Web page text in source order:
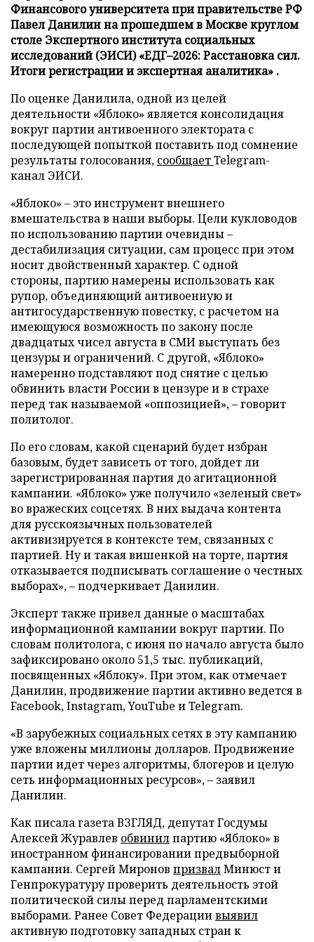
Финансового университета при правительстве РФ
Павел Данилин на прошедшем в Москве круглом
столе Экспертного института социальных
исследований (ЭИСИ) «ЕДГ–2026: Расстановка сил.
Итоги регистрации и экспертная аналитика» .
По оценке Данилила, одной из целей
деятельности «Яблоко» является консолидация
вокруг партии антивоенного электората с
последующей попыткой поставить под сомнение
результаты голосования, сообщаетTelegram-
канал ЭИСИ.
«Яблоко» – это инструмент внешнего
вмешательства в наши выборы. Цели кукловодов
по использованию партии очевидны –
дестабилизация ситуации, сам процесс при этом
носит двойственный характер. С одной
стороны, партию намерены использовать как
рупор, объединяющий антивоенную и
антигосударственную повестку, с расчетом на
имеющуюся возможность по закону после
двадцатых чисел августа в СМИ выступать без
цензуры и ограничений. С другой, «Яблоко»
намеренно подставляют под снятие с целью
обвинить власти России в цензуре и в страхе
перед так называемой «оппозицией», – говорит
политолог.
По его словам, какой сценарий будет избран
базовым, будет зависеть от того, дойдет ли
зарегистрированная партия до агитационной
кампании. «Яблоко» уже получило «зеленый свет»
во вражеских соцсетях. В них выдача контента
для русскоязычных пользователей
активизируется в контексте тем, связанных с
партией. Ну и такая вишенкой на торте, партия
отказывается подписывать соглашение о честных
выборах», – подчеркивает Данилин.
Эксперт также привел данные о масштабах
информационной кампании вокруг партии. По
словам политолога, с июня по начало августа было
зафиксировано около 51,5 тыс. публикаций,
посвященных «Яблоку». При этом, как отмечает
Данилин, продвижение партии активно ведется в
Facebook, Instagram, YouTube и Telegram.
«В зарубежных социальных сетях в эту кампанию
уже вложены миллионы долларов. Продвижение
партии идет через алгоритмы, блогеров и целую
сеть информационных ресурсов», – заявил
Данилин.
Как писала газета ВЗГЛЯД, депутат Госдумы
Алексей Журавлев обвинилпартию «Яблоко» в
иностранном финансировании предвыборной
кампании. Сергей Миронов призвалМинюст и
Генпрокуратуру проверить деятельность этой
политической силы перед парламентскими
выборами. Ранее Совет Федерациивыявил
активную подготовку западных стран к